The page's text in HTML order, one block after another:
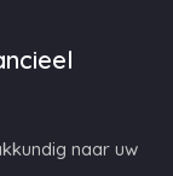
naar uw